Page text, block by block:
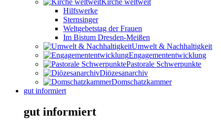
Hilfswerke
Sternsinger
Weltgebetstag der Frauen
Im Bistum Dresden-Meißen
Umwelt & Nachhaltigkeit
Engagemententwicklung
Pastorale Schwerpunkte
Diözesanarchiv
Domschatzkammer
gut informiert
gut informiert